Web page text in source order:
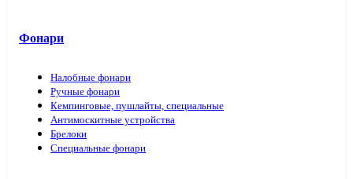
Фонари
Налобные фонари
Ручные фонари
Кемпинговые, пушлайты, специальные
Антимоскитные устройства
Брелоки
Специальные фонари